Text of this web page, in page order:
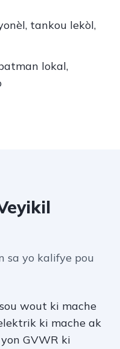
tankou lekòl,
lokal,
sa yo kalifye pou
wout ki mache
ki mache ak
GVWR ki